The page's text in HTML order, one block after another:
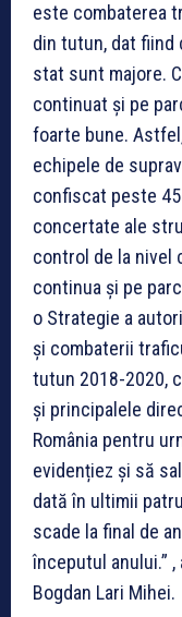
este combaterea
din tutun, dat fiind
stat sunt majore.
continuat și pe
foarte bune.
echipele de
confiscat peste
concertate ale
control de la nivel
continua și pe
o Strategie a
și combaterii
tutun 2018-2020,
și principalele
România pentru
evidențiez și să
dată în ultimii
scade la final de
începutul anului.”
Bogdan Lari Mihei.